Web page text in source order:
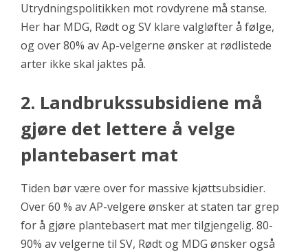
Utrydningspolitikken mot rovdyrene må stanse.
Her har MDG, Rødt og SV klare valgløfter å følge,
og over 80% av Ap-velgerne ønsker at rødlistede
arter ikke skal jaktes på.
2. Landbrukssubsidiene må
gjøre det lettere å velge
plantebasert mat
Tiden bør være over for massive kjøttsubsidier.
Over 60 % av AP-velgere ønsker at staten tar grep
for å gjøre plantebasert mat mer tilgjengelig. 80-
90% av velgerne til SV, Rødt og MDG ønsker også